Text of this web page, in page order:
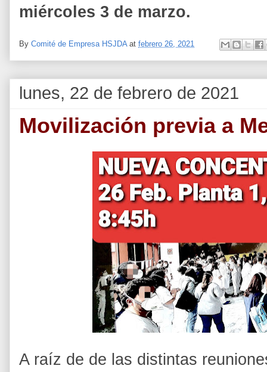
miércoles 3 de marzo.
By Comité de Empresa HSJDA at febrero 26, 2021
lunes, 22 de febrero de 2021
Movilización previa a
A raíz de de las distintas